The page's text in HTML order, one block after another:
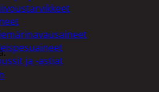
ja -astiat